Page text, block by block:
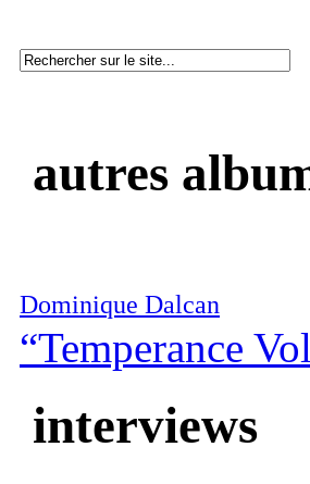
autres
Dominique Dalcan
“Temperance
interviews